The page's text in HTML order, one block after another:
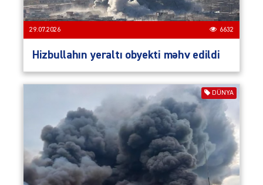
29.07.2026 6632
Hizbullahın yeraltı obyekti məhv edildi
DÜNYA